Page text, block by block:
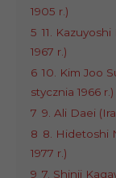
1905 r.)
5 11.
1967 r.)
6 10. Kim Joo
stycznia 1966 r.)
7 9. Ali Daei
8 8. Hidetoshi
1977 r.)
9 7. Shinji